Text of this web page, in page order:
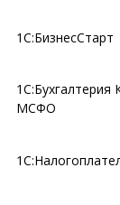
1С:БизнесСтарт
1С:Бухгалтерия
МСФО